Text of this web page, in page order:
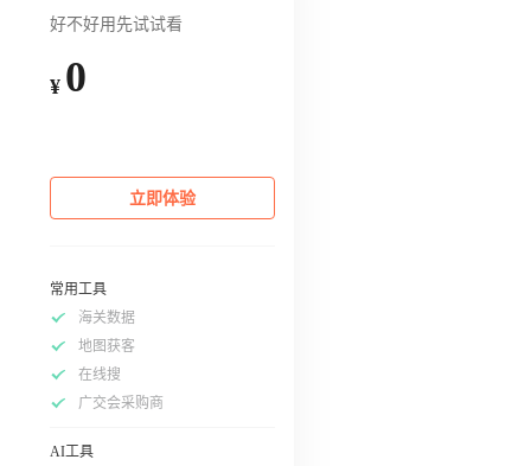
好不好用先试试看
¥ 0
立即体验
常用工具
海关数据
地图获客
在线搜
广交会采购商
AI工具